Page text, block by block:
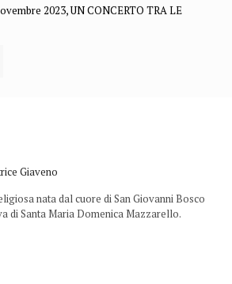
2023, UN CONCERTO TRA LE
Giaveno
nata dal cuore di San Giovanni Bosco
di Santa Maria Domenica Mazzarello.